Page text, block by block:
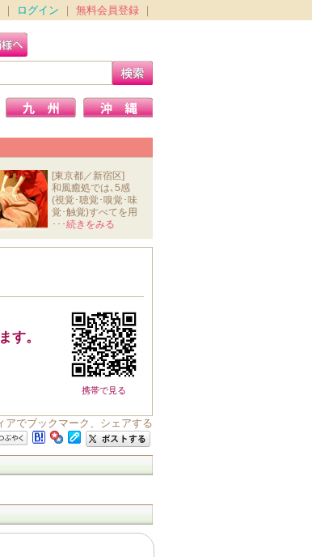
ログイン 無料会員登録
[東京都／新宿区]
和風癒処では､5感
(視覚･聴覚･嗅覚･味
覚･触覚)すべてを用
いて､ｽﾄﾚ
･･･続きをみる
携帯で見る
す。
でブックマーク、シェアする